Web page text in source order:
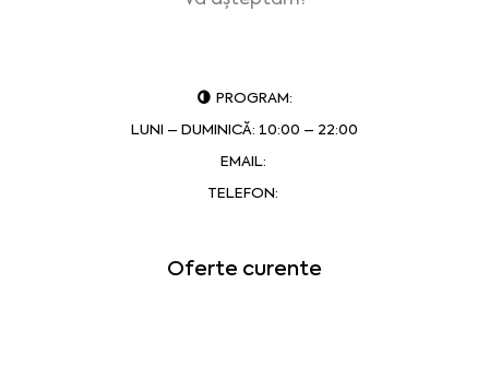
PROGRAM:
LUNI – DUMINICĂ: 10:00 – 22:00
EMAIL:
TELEFON:
Oferte curente